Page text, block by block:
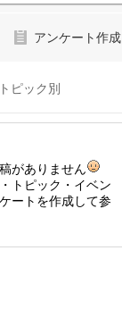
アンケート作成
トピック別
がありません
トピック・イベン
ートを作成して参